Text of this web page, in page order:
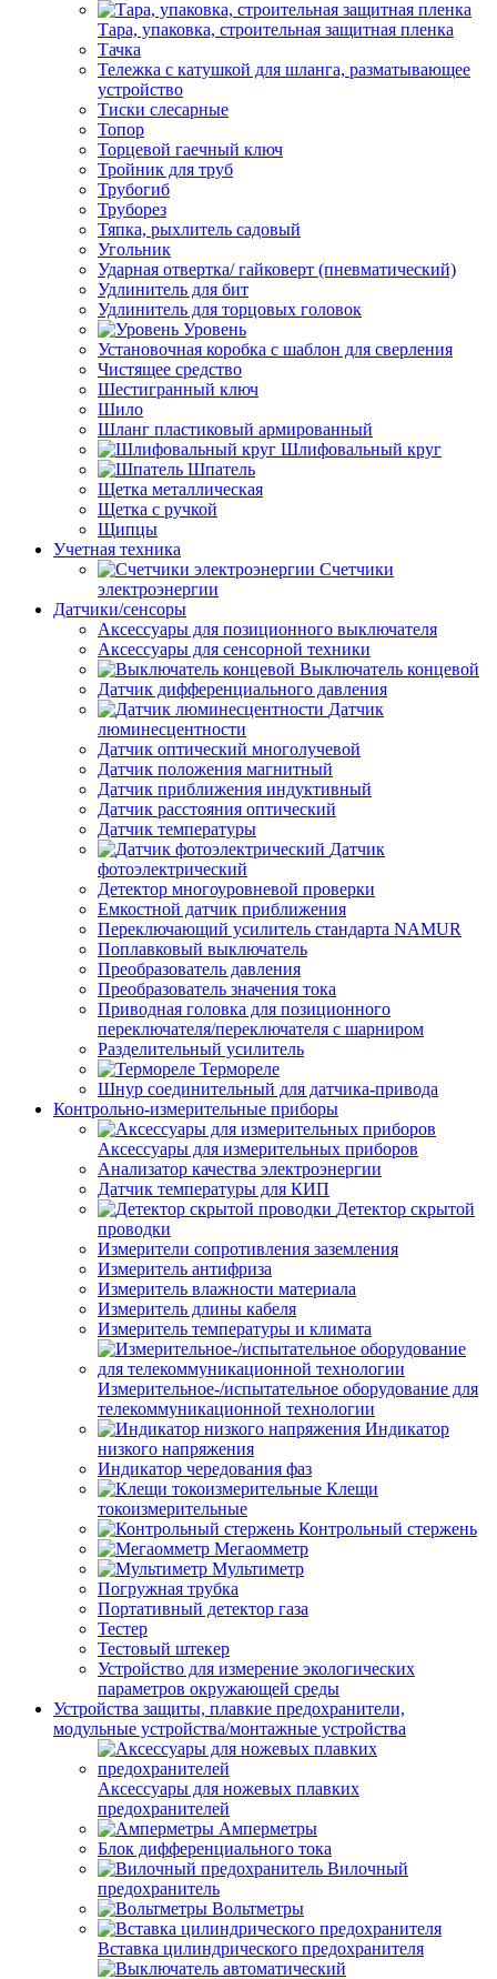
Тара, упаковка, строительная защитная пленка
Тачка
Тележка с катушкой для шланга, разматывающее
устройство
Тиски слесарные
Топор
Торцевой гаечный ключ
Тройник для труб
Трубогиб
Труборез
Тяпка, рыхлитель садовый
Угольник
Ударная отвертка/ гайковерт (пневматический)
Удлинитель для бит
Удлинитель для торцовых головок
Уровень
Установочная коробка с шаблон для сверления
Чистящее средство
Шестигранный ключ
Шило
Шланг пластиковый армированный
Шлифовальный круг
Шпатель
Щетка металлическая
Щетка с ручкой
Щипцы
Учетная техника
Счетчики
электроэнергии
Датчики/сенсоры
Аксессуары для позиционного выключателя
Аксессуары для сенсорной техники
Выключатель концевой
Датчик дифференциального давления
Датчик
люминесцентности
Датчик оптический многолучевой
Датчик положения магнитный
Датчик приближения индуктивный
Датчик расстояния оптический
Датчик температуры
Датчик
фотоэлектрический
Детектор многоуровневой проверки
Емкостной датчик приближения
Переключающий усилитель стандарта NAMUR
Поплавковый выключатель
Преобразователь давления
Преобразователь значения тока
Приводная головка для позиционного
переключателя/переключателя с шарниром
Разделительный усилитель
Термореле
Шнур соединительный для датчика-привода
Контрольно-измерительные приборы
Аксессуары для измерительных приборов
Анализатор качества электроэнергии
Датчик температуры для КИП
Детектор скрытой
проводки
Измерители сопротивления заземления
Измеритель антифриза
Измеритель влажности материала
Измеритель длины кабеля
Измеритель температуры и климата
Измерительное-/испытательное оборудование для
телекоммуникационной технологии
Индикатор
низкого напряжения
Индикатор чередования фаз
Клещи
токоизмерительные
Контрольный стержень
Мегаомметр
Мультиметр
Погружная трубка
Портативный детектор газа
Тестер
Тестовый штекер
Устройство для измерение экологических
параметров окружающей среды
Устройства защиты, плавкие предохранители,
модульные устройства/монтажные устройства
Аксессуары для ножевых плавких
предохранителей
Амперметры
Блок дифференциального тока
Вилочный
предохранитель
Вольтметры
Вставка цилиндрического предохранителя